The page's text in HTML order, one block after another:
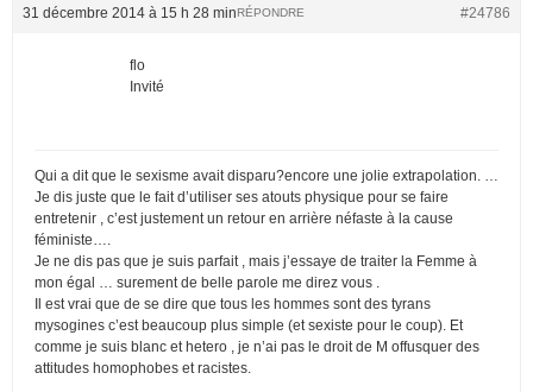
31 décembre 2014 à 15 h 28 min #24786
RÉPONDRE
flo
Invité
Qui a dit que le sexisme avait disparu?encore une jolie extrapolation. …
Je dis juste que le fait d’utiliser ses atouts physique pour se faire
entretenir , c’est justement un retour en arrière néfaste à la cause
féministe….
Je ne dis pas que je suis parfait , mais j’essaye de traiter la Femme à
mon égal … surement de belle parole me direz vous .
Il est vrai que de se dire que tous les hommes sont des tyrans
mysogines c’est beaucoup plus simple (et sexiste pour le coup). Et
comme je suis blanc et hetero , je n’ai pas le droit de M offusquer des
attitudes homophobes et racistes.